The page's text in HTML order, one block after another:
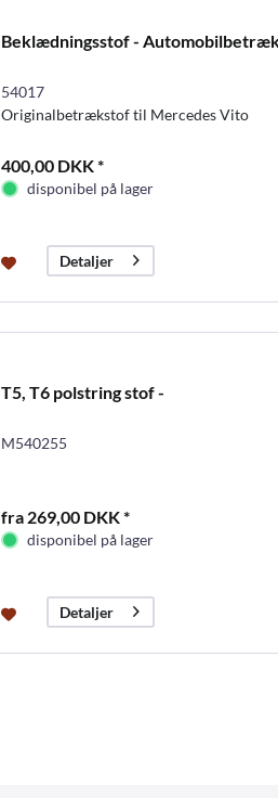
Beklædningsstof -
54017
Originalbetrækstof til Mercedes Vito
400,00 DKK *
disponibel på lager
Detaljer
T5, T6 polstring stof -
M540255
fra 269,00 DKK *
disponibel på lager
Detaljer